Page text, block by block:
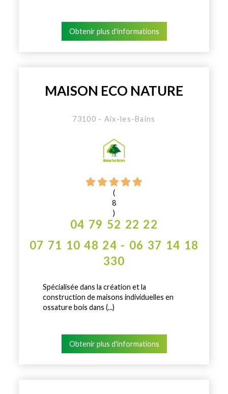
Obtenir plus d'informations
MAISON ECO NATURE
73100 - Aix-les-Bains
(
8
)
04 79 52 22 22
07 71 10 48 24 - 06 37 14 18
330
Spécialisée dans la création et la
construction de maisons individuelles en
ossature bois dans (...)
Obtenir plus d'informations